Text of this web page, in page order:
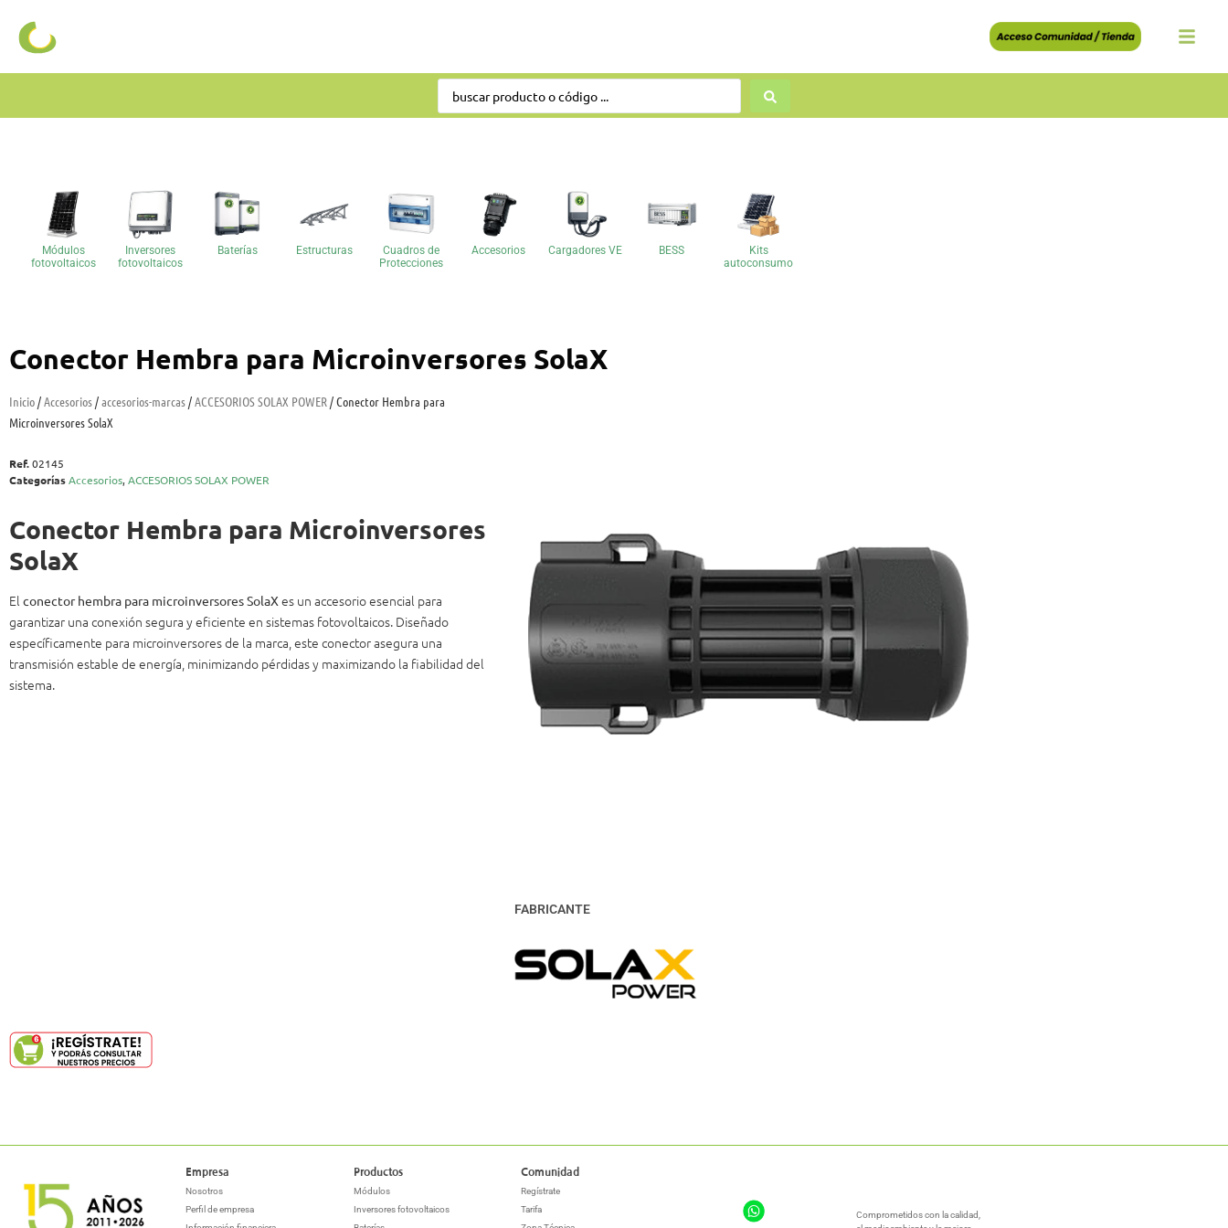
Módulos
fotovoltaicos
Inversores
fotovoltaicos
Baterías Estructuras
Cuadros de
Protecciones
Accesorios Cargadores VE BESS
Kits
autoconsumo
Conector Hembra para Microinversores SolaX
Inicio/Accesorios/accesorios-marcas/ACCESORIOS SOLAX POWER/ Conector Hembra para
Microinversores SolaX
Ref.02145
CategoríasAccesorios,ACCESORIOS SOLAX POWER
Conector Hembra para Microinversores
SolaX
El conector hembra para microinversores SolaX es un accesorio esencial para
garantizar una conexión segura y eficiente en sistemas fotovoltaicos. Diseñado
específicamente para microinversores de la marca, este conector asegura una
transmisión estable de energía, minimizando pérdidas y maximizando la fiabilidad del
sistema.
FABRICANTE
Empresa
Nosotros
Perfil de empresa
Productos
Módulos
Inversores fotovoltaicos
Comunidad
Regístrate
Tarifa
Comprometidos con la calidad,